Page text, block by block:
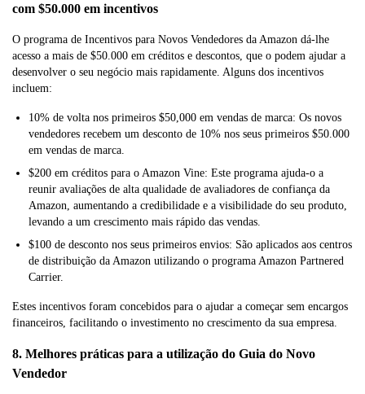
com $50.000 em incentivos
O programa de Incentivos para Novos Vendedores da Amazon dá-lhe
acesso a mais de $50.000 em créditos e descontos, que o podem ajudar a
desenvolver o seu negócio mais rapidamente. Alguns dos incentivos
incluem:
10% de volta nos primeiros $50,000 em vendas de marca: Os novos
vendedores recebem um desconto de 10% nos seus primeiros $50.000
em vendas de marca.
$200 em créditos para o Amazon Vine: Este programa ajuda-o a
reunir avaliações de alta qualidade de avaliadores de confiança da
Amazon, aumentando a credibilidade e a visibilidade do seu produto,
levando a um crescimento mais rápido das vendas.
$100 de desconto nos seus primeiros envios: São aplicados aos centros
de distribuição da Amazon utilizando o programa Amazon Partnered
Carrier.
Estes incentivos foram concebidos para o ajudar a começar sem encargos
financeiros, facilitando o investimento no crescimento da sua empresa.
8. Melhores práticas para a utilização do Guia do Novo
Vendedor